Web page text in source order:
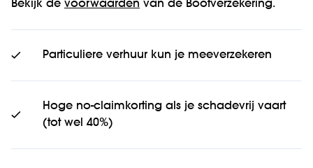
Bekijk de voorwaarden van de Bootverzekering.
Particuliere verhuur kun je meeverzekeren
Hoge no-claimkorting als je schadevrij vaart
(tot wel 40%)